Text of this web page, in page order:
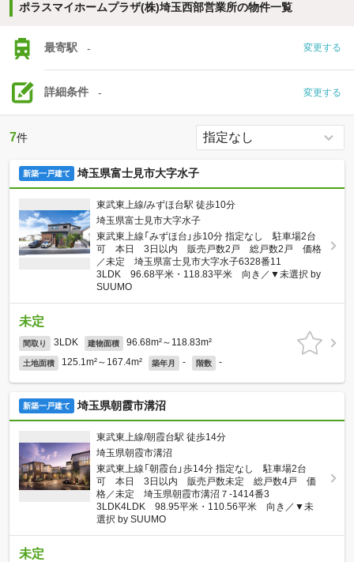
ポラスマイホームプラザ(株)埼玉西部営業所の物件一覧
最寄駅 - 変更する
詳細条件 - 変更する
7件
新築一戸建て 埼玉県富士見市大字水子
東武東上線/みずほ台駅 徒歩10分
埼玉県富士見市大字水子
東武東上線「みずほ台」歩10分 指定なし 駐車場2台
可 本日 3日以内 販売戸数2戸 総戸数2戸 価格
／未定 埼玉県富士見市大字水子6328番11
3LDK 96.68平米・118.83平米 向き／▼未選択 by
SUUMO
未定
間取り 3LDK 建物面積 96.68m²～118.83m²
土地面積 125.1m²～167.4m² 築年月 - 階数 -
新築一戸建て 埼玉県朝霞市溝沼
東武東上線/朝霞台駅 徒歩14分
埼玉県朝霞市溝沼
東武東上線「朝霞台」歩14分 指定なし 駐車場2台
可 本日 3日以内 販売戸数未定 総戸数4戸 価
格／未定 埼玉県朝霞市溝沼７-1414番3
3LDK4LDK 98.95平米・110.56平米 向き／▼未
選択 by SUUMO
未定